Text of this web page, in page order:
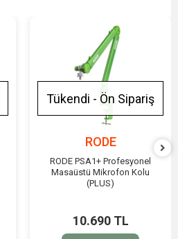
Tükendi - Ön Sipariş
RODE
RODE PSA1+ Profesyonel
Masaüstü Mikrofon Kolu
(PLUS)
10.690 TL